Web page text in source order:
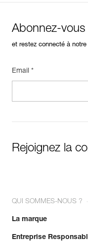
Abonnez-
et restez connecté à
Email *
Rejoignez la
QUI SOMMES-NOUS ?
La marque
Entreprise